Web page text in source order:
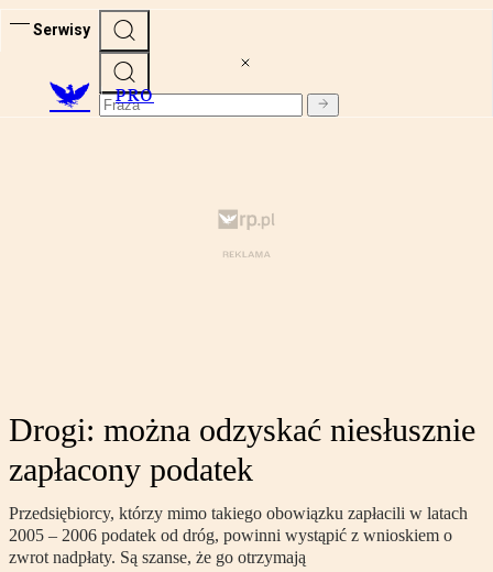
Serwisy
PRO
Drogi: można odzyskać niesłusznie
zapłacony podatek
Przedsiębiorcy, którzy mimo takiego obowiązku zapłacili w latach
2005 – 2006 podatek od dróg, powinni wystąpić z wnioskiem o
zwrot nadpłaty. Są szanse, że go otrzymają